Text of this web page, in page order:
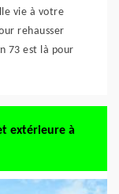
vie à votre
rehausser
73 est là pour
extérieure à